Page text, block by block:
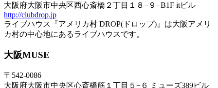
大阪府大阪市中央区西心斎橋２丁目１８−９−B1F itビル
http://clubdrop.jp
ライブハウス『アメリカ村 DROP(ドロップ)』は大阪アメリ
カ村の中心地にあるライブハウスです。
大阪MUSE
〒542-0086
大阪府大阪市中央区心斎橋筋１丁目５−６ ミューズ389ビル